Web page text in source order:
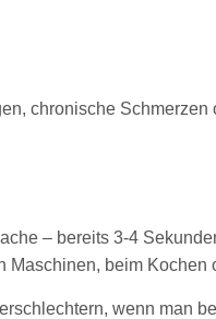
chronische Schmerzen
– bereits 3-4
beim Kochen
wenn man